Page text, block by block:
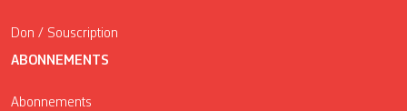
Don / Souscription
ABONNEMENTS
Abonnements